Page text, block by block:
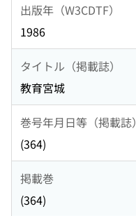
出版年（W3CDTF）
1986
タイトル（掲載誌）
教育宮城
巻号年月日等（掲載誌）
(364)
掲載巻
(364)